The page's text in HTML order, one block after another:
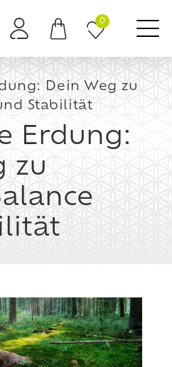
0
Dein Weg zu
Stabilität
Erdung:
zu